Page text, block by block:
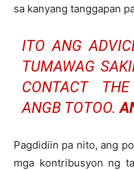
sa kanyang tanggapan
ITO ANG
TUMAWAG
CONTACT
ANGB TOTOO.
Pagdidiin pa nito, ang
mga kontribusyon ng